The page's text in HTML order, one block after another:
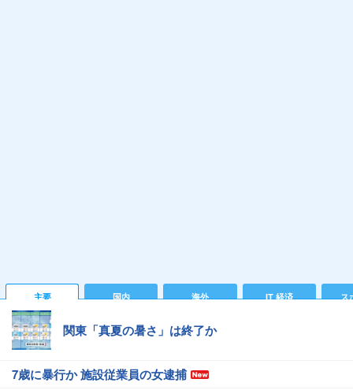
主要 国内 海外 IT 経済 ス
関東「真夏の暑さ」は終了か
7歳に暴行か 施設従業員の女逮捕